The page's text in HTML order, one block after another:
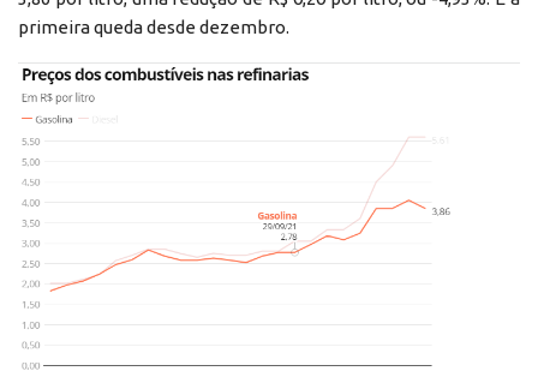
primeira queda desde dezembro.